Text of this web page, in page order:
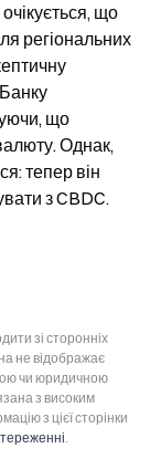
що
регіональних
що
Однак,
тепер він
з CBDC.
зі сторонніх
не відображає
чи юридичною
з високим
з цієї сторінки
.